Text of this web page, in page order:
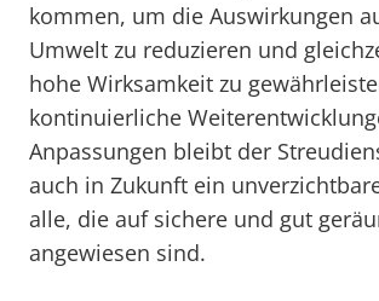
kommen, um die Auswirkungen
Umwelt zu reduzieren und
hohe Wirksamkeit zu
kontinuierliche
Anpassungen bleibt der
auch in Zukunft ein
alle, die auf sichere und gut
angewiesen sind.